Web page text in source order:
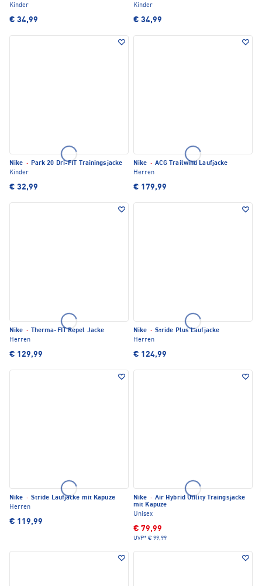
Kinder
€ 34,99
Kinder
€ 34,99
Nike · Park 20 Dri-FIT Trainingsjacke
Kinder
€ 32,99
Nike · ACG Trailwind Laufjacke
Herren
€ 179,99
Nike ·
Therma-FIT Repel Jacke
Herren
€ 129,99
Nike · Stride Plus Laufjacke
Herren
€ 124,99
Nike · Stride Laufjacke mit Kapuze
Herren
€ 119,99
Nike · Air Hybrid Utility Traingsjacke
mit Kapuze
Unisex
€ 79,99
UVP* € 99,99